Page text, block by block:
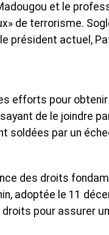
et le
de terrorisme.
président actuel,
efforts pour
de le joindre
par un
des droits
adoptée le 11
pour assurer